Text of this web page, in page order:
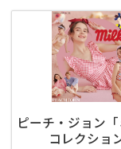
ピーチ・ジョン
コレクショ